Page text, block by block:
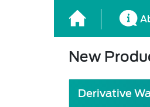
New
Derivative